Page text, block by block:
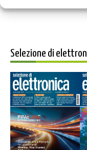
Selezione di